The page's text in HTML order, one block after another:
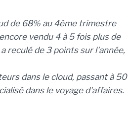
de 68% au 4ème trimestre
vendu 4 à 5 fois plus de
reculé de 3 points sur l'année,
dans le cloud, passant à 50
dans le voyage d'affaires.